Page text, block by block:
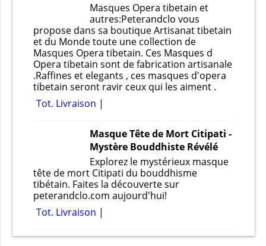
Masques Opera tibetain et
autres:Peterandclo vous
propose dans sa boutique Artisanat tibetain
et du Monde toute une collection de
Masques Opera tibetain. Ces Masques d
Opera tibetain sont de fabrication artisanale
.Raffines et elegants , ces masques d'opera
tibetain seront ravir ceux qui les aiment .
Tot. Livraison
Masque Tête de Mort Citipati -
Mystère Bouddhiste Révélé
Explorez le mystérieux masque
tête de mort Citipati du bouddhisme
tibétain. Faites la découverte sur
peterandclo.com aujourd'hui!
Tot. Livraison